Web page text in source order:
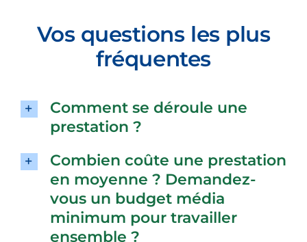
Vos questions les plus
fréquentes
Comment se déroule une
prestation ?
Combien coûte une prestation
en moyenne ? Demandez-
vous un budget média
minimum pour travailler
ensemble ?